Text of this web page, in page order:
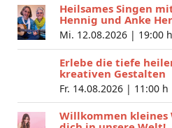
Heilsames Singen
Hennig und Anke
Mi. 12.08.2026 | 19:00 h
Erlebe die tiefe
kreativen Gestalten
Fr. 14.08.2026 | 11:00 h
Willkommen kleines